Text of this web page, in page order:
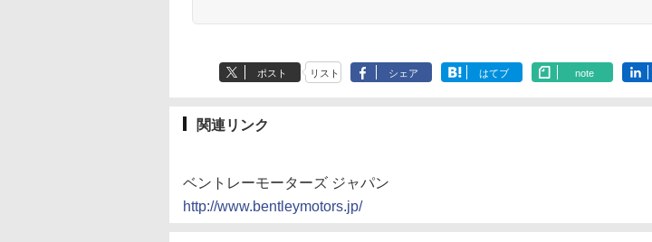
ポスト リスト シェア はてブ note
関連リンク
ベントレーモーターズ ジャパン
http://www.bentleymotors.jp/